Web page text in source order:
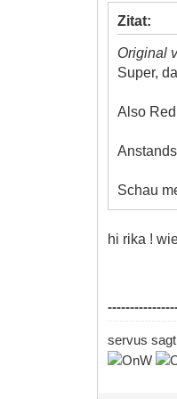
Zitat:
Original
Super,
Also
Schau
hi rika !
servus